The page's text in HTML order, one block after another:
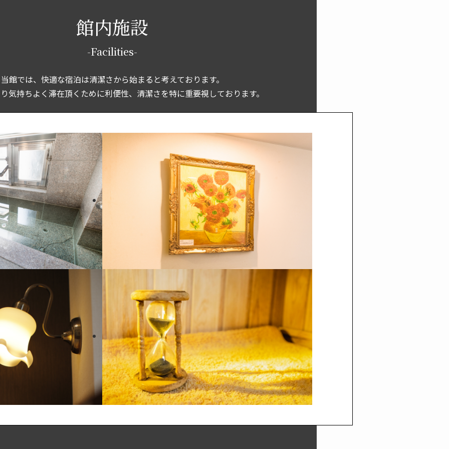
館内施設
-Facilities-
当館では、 快適な宿泊は清潔さから始まると考えております。
気持ちよく滞在頂くために利便性、 清潔さを特に重要視しております。